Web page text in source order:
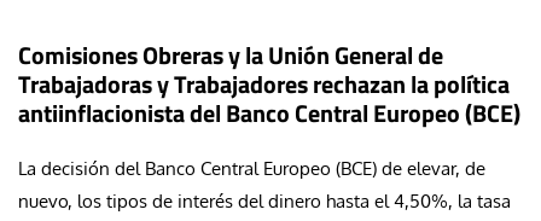
Comisiones Obreras y la Unión General de
Trabajadoras y Trabajadores rechazan la política
antiinflacionista del Banco Central Europeo (BCE)
La decisión del Banco Central Europeo (BCE) de elevar, de
nuevo, los tipos de interés del dinero hasta el 4,50%, la tasa